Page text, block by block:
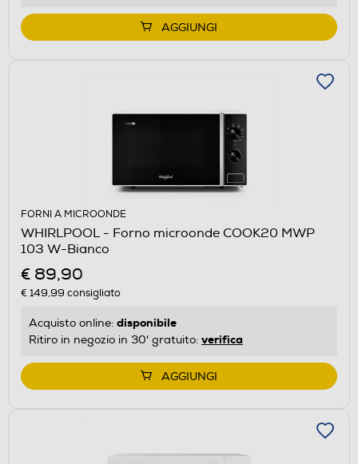
AGGIUNGI
FORNI A MICROONDE
WHIRLPOOL - Forno microonde COOK20 MWP
103 W-Bianco
€ 89,90
€ 149,99 consigliato
Acquisto online: disponibile
Ritiro in negozio in 30' gratuito: verifica
AGGIUNGI